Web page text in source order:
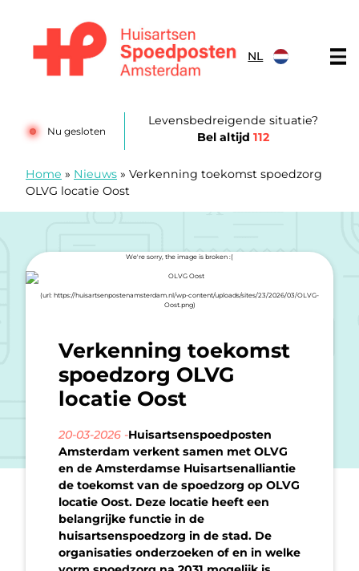
NL
Nu gesloten
Levensbedreigende situatie?
Bel altijd112
Home » Nieuws » Verkenning toekomst spoedzorg
OLVG locatie Oost
Verkenning toekomst
spoedzorg OLVG
locatie Oost
20-03-2026 -Huisartsenspoedposten
Amsterdam verkent samen met OLVG
en de Amsterdamse Huisartsenalliantie
de toekomst van de spoedzorg op OLVG
locatie Oost. Deze locatie heeft een
belangrijke functie in de
huisartsenspoedzorg in de stad. De
organisaties onderzoeken of en in welke